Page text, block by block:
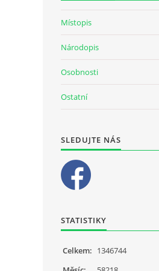
Místopis
Národopis
Osobnosti
Ostatní
SLEDUJTE NÁS
STATISTIKY
Celkem: 1346744